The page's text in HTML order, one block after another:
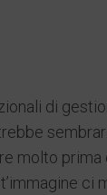
di
molto prima
ci